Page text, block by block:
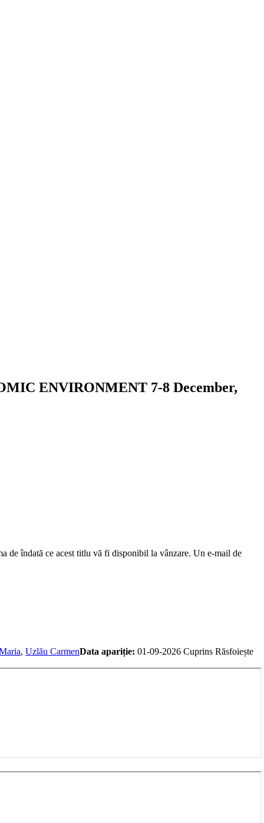
ENVIRONMENT 7-8 December,
de îndată ce acest titlu vă fi disponibil la vânzare. Un e-mail de
, Uzlău CarmenData apariție: 01-09-2026 Cuprins Răsfoiește